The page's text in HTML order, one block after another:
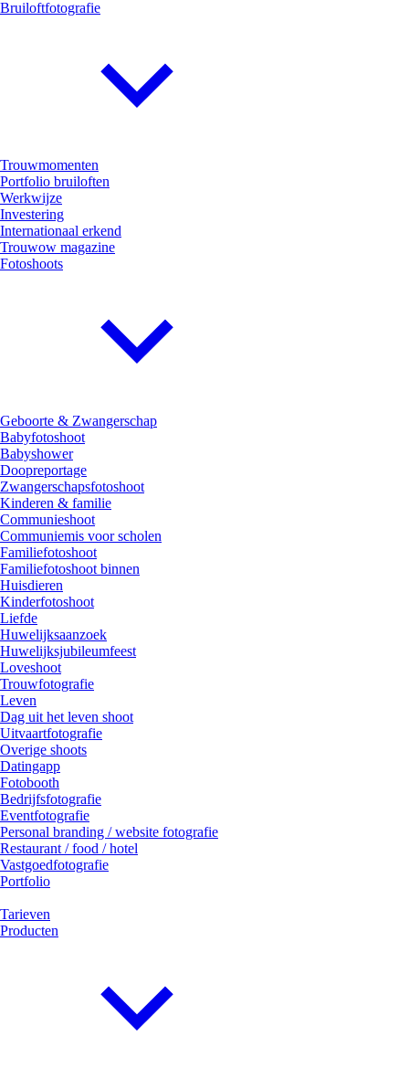
Bruiloftfotografie
Trouwmomenten
Portfolio bruiloften
Werkwijze
Investering
Internationaal erkend
Trouwow magazine
Fotoshoots
Geboorte & Zwangerschap
Babyfotoshoot
Babyshower
Doopreportage
Zwangerschapsfotoshoot
Kinderen & familie
Communieshoot
Communiemis voor scholen
Familiefotoshoot
Familiefotoshoot binnen
Huisdieren
Kinderfotoshoot
Liefde
Huwelijksaanzoek
Huwelijksjubileumfeest
Loveshoot
Trouwfotografie
Leven
Dag uit het leven shoot
Uitvaartfotografie
Overige shoots
Datingapp
Fotobooth
Bedrijfsfotografie
Eventfotografie
Personal branding / website fotografie
Restaurant / food / hotel
Vastgoedfotografie
Portfolio
Tarieven
Producten